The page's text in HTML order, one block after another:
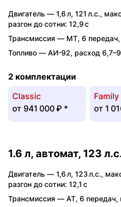
Двигатель — 1,6 л, 121 л.с.,
разгон до сотни: 12,9 с
Трансмиссия — MT, 6 передач,
Топливо — АИ-92, расход
2 комплектации
Classic
от 941 000 ₽ *
Family
от 1
1.6 л, автомат, 123
Двигатель — 1,6 л, 123 л.с.,
разгон до сотни: 12,1 с
Трансмиссия — AT, 6 передач,